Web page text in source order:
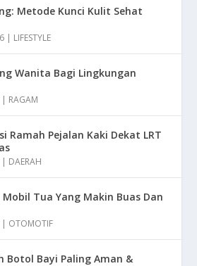
Metode Kunci Kulit Sehat
| LIFESTYLE
Wanita Bagi Lingkungan
| RAGAM
Ramah Pejalan Kaki Dekat LRT
| DAERAH
Mobil Tua Yang Makin Buas Dan
| OTOMOTIF
Botol Bayi Paling Aman &